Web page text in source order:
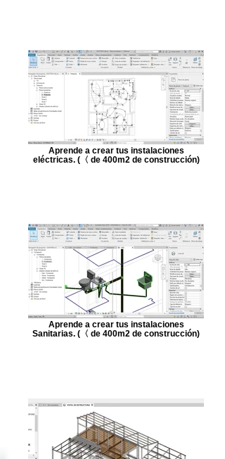
Aprende a crear tus instalaciones
eléctricas. (〈 de 400m2 de construcción)
Aprende a crear tus instalaciones
Sanitarias. (〈 de 400m2 de construcción)